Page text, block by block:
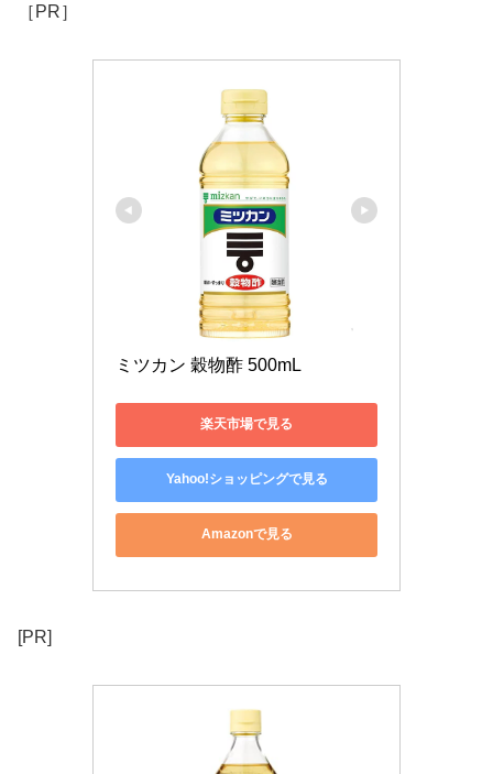
［PR］
ミツカン 穀物酢 500mL
楽天市場で見る
Yahoo!ショッピングで見る
Amazonで見る
[PR]